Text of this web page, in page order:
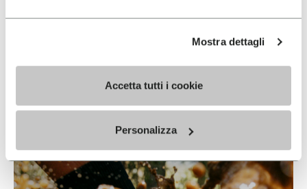
Mostra dettagli
Accetta tutti i cookie
Personalizza
EN SAVOIR PLUS